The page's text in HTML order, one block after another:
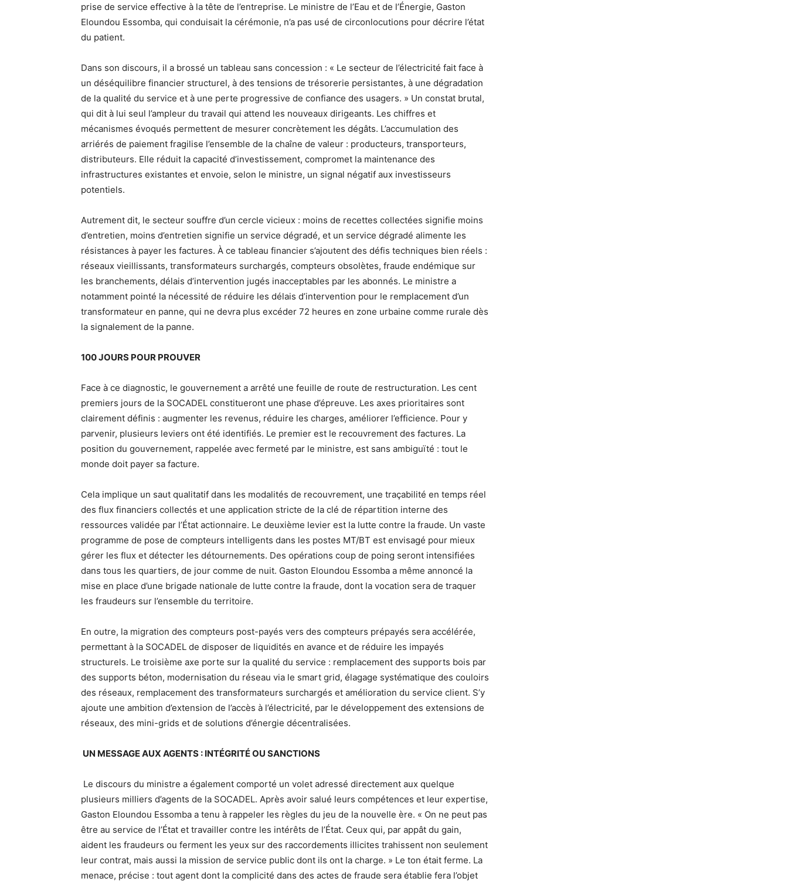
prise de service effective à la tête de l’entreprise. Le ministre de l’Eau et de l’Énergie, Gaston
Eloundou Essomba, qui conduisait la cérémonie, n’a pas usé de circonlocutions pour décrire l’état
du patient.
Dans son discours, il a brossé un tableau sans concession : « Le secteur de l’électricité fait face à
un déséquilibre financier structurel, à des tensions de trésorerie persistantes, à une dégradation
de la qualité du service et à une perte progressive de confiance des usagers. » Un constat brutal,
qui dit à lui seul l’ampleur du travail qui attend les nouveaux dirigeants. Les chiffres et
mécanismes évoqués permettent de mesurer concrètement les dégâts. L’accumulation des
arriérés de paiement fragilise l’ensemble de la chaîne de valeur : producteurs, transporteurs,
distributeurs. Elle réduit la capacité d’investissement, compromet la maintenance des
infrastructures existantes et envoie, selon le ministre, un signal négatif aux investisseurs
potentiels.
Autrement dit, le secteur souffre d’un cercle vicieux : moins de recettes collectées signifie moins
d’entretien, moins d’entretien signifie un service dégradé, et un service dégradé alimente les
résistances à payer les factures. À ce tableau financier s’ajoutent des défis techniques bien réels :
réseaux vieillissants, transformateurs surchargés, compteurs obsolètes, fraude endémique sur
les branchements, délais d’intervention jugés inacceptables par les abonnés. Le ministre a
notamment pointé la nécessité de réduire les délais d’intervention pour le remplacement d’un
transformateur en panne, qui ne devra plus excéder 72 heures en zone urbaine comme rurale dès
la signalement de la panne.
100 JOURS POUR PROUVER
Face à ce diagnostic, le gouvernement a arrêté une feuille de route de restructuration. Les cent
premiers jours de la SOCADEL constitueront une phase d’épreuve. Les axes prioritaires sont
clairement définis : augmenter les revenus, réduire les charges, améliorer l’efficience. Pour y
parvenir, plusieurs leviers ont été identifiés. Le premier est le recouvrement des factures. La
position du gouvernement, rappelée avec fermeté par le ministre, est sans ambiguïté : tout le
monde doit payer sa facture.
Cela implique un saut qualitatif dans les modalités de recouvrement, une traçabilité en temps réel
des flux financiers collectés et une application stricte de la clé de répartition interne des
ressources validée par l’État actionnaire. Le deuxième levier est la lutte contre la fraude. Un vaste
programme de pose de compteurs intelligents dans les postes MT/BT est envisagé pour mieux
gérer les flux et détecter les détournements. Des opérations coup de poing seront intensifiées
dans tous les quartiers, de jour comme de nuit. Gaston Eloundou Essomba a même annoncé la
mise en place d’une brigade nationale de lutte contre la fraude, dont la vocation sera de traquer
les fraudeurs sur l’ensemble du territoire.
En outre, la migration des compteurs post-payés vers des compteurs prépayés sera accélérée,
permettant à la SOCADEL de disposer de liquidités en avance et de réduire les impayés
structurels. Le troisième axe porte sur la qualité du service : remplacement des supports bois par
des supports béton, modernisation du réseau via le smart grid, élagage systématique des couloirs
des réseaux, remplacement des transformateurs surchargés et amélioration du service client. S’y
ajoute une ambition d’extension de l’accès à l’électricité, par le développement des extensions de
réseaux, des mini-grids et de solutions d’énergie décentralisées.
UN MESSAGE AUX AGENTS : INTÉGRITÉ OU SANCTIONS
Le discours du ministre a également comporté un volet adressé directement aux quelque
plusieurs milliers d’agents de la SOCADEL. Après avoir salué leurs compétences et leur expertise,
Gaston Eloundou Essomba a tenu à rappeler les règles du jeu de la nouvelle ère. « On ne peut pas
être au service de l’État et travailler contre les intérêts de l’État. Ceux qui, par appât du gain,
aident les fraudeurs ou ferment les yeux sur des raccordements illicites trahissent non seulement
leur contrat, mais aussi la mission de service public dont ils ont la charge. » Le ton était ferme. La
menace, précise : tout agent dont la complicité dans des actes de fraude sera établie fera l’objet